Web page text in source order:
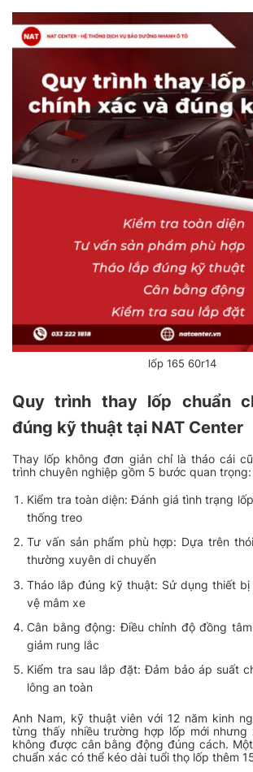
lốp 165 60r14
Quy trình thay lốp chuẩn
đúng kỹ thuật tại NAT Center
Thay lốp không đơn giản chỉ là tháo cái
trình chuyên nghiệp gồm 5 bước quan trọng:
Kiểm tra toàn diện: Đánh giá tình trạng
thống treo
Tư vấn sản phẩm phù hợp: Dựa trên
thường xuyên di chuyển
Tháo lắp đúng kỹ thuật: Sử dụng thiết
vệ mâm xe
Cân bằng động: Điều chỉnh độ đồng
giảm rung lắc
Kiểm tra sau lắp đặt: Đảm bảo áp suất
lông an toàn
Anh Nam, kỹ thuật viên với 12 năm kinh
từng thấy nhiều trường hợp lốp mới
không được cân bằng động đúng cách.
chuẩn xác có thể kéo dài tuổi thọ lốp thêm